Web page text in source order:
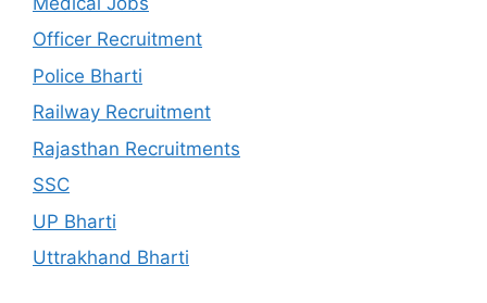
Officer Recruitment
Police Bharti
Railway Recruitment
Rajasthan Recruitments
SSC
UP Bharti
Uttrakhand Bharti